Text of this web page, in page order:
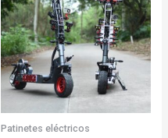
Patinetes eléctricos